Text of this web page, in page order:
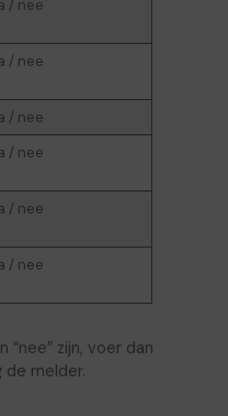
/ nee
/ nee
/ nee
/ nee
/ nee
/ nee
zijn, voer dan
melder.